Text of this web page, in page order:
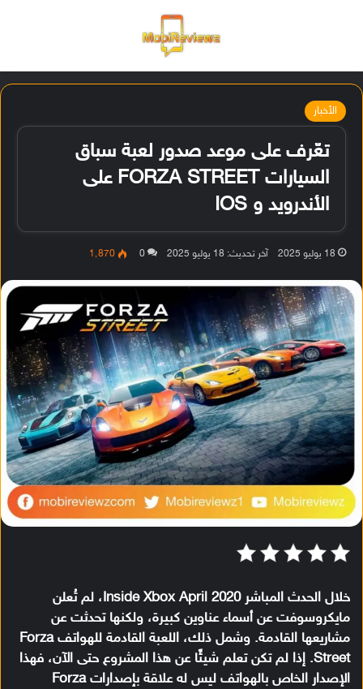
الأخبار
تعّرف على موعد صدور لعبة سباق
السيارات FORZA STREET على
الأندرويد و IOS
18 يوليو 2025 آخر تحديث: 18 يوليو 2025 0 1٬870
خلال الحدث المباشر Inside Xbox April 2020، لم تُعلن
مايكروسوفت عن أسماء عناوين كبيرة، ولكنها تحدثت عن
مشاريعها القادمة. وشمل ذلك، اللعبة القادمة للهواتف Forza
Street. إذا لم تكن تعلم شيئًا عن هذا المشروع حتى الآن، فهذا
الإصدار الخاص بالهواتف ليس له علاقة بإصدارات Forza